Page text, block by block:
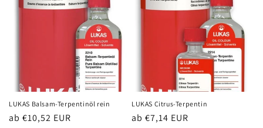
LUKAS Balsam-Terpentinöl rein
Normaler
ab €10,52 EUR
LUKAS Citrus-Terpentin
Normaler
ab €7,14 EUR